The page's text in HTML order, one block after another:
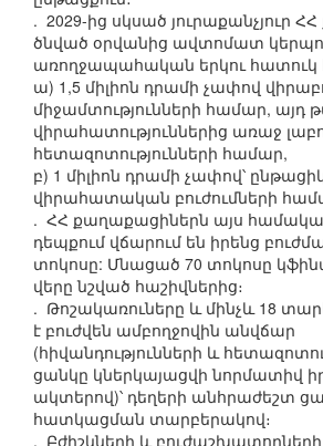
. 2029-ից սկսած յուրաքանչյուր
ծնված օրվանից ավտոմատ
առողջապահական երկու հատուկ
ա) 1,5 միլիոն դրամի չափով
միջամտությունների համար, այդ
վիրահատություններից առաջ
հետազոտությունների համար,
բ) 1 միլիոն դրամի չափով՝
վիրահատական բուժումների
. ՀՀ քաղաքացիներն այս
դեպքում վճարում են իրենց
տոկոսը: Մնացած 70 տոկոսը
վերը նշված հաշիվներից։
. Թոշակառուները և մինչև 18
է բուժվեն ամբողջովին անվճար
(հիվանդությունների և
ցանկը կներկայացվի նորմատիվ
ակտերով)՝ դեղերի անհրաժեշտ
հատկացման տարբերակով։
. Բժիշկների և